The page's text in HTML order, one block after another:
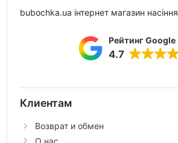
bubochka.ua інтернет магазин насіння
Рейтинг Google
4.7
Клиентам
Возврат и обмен
О нас